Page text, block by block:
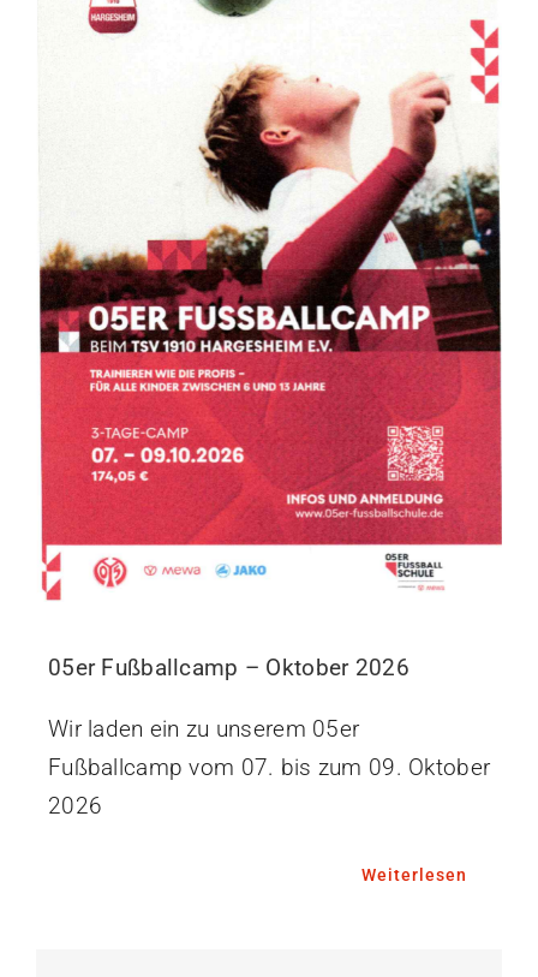
05er Fußballcamp – Oktober 2026
Wir laden ein zu unserem 05er
Fußballcamp vom 07. bis zum 09. Oktober
2026
Weiterlesen